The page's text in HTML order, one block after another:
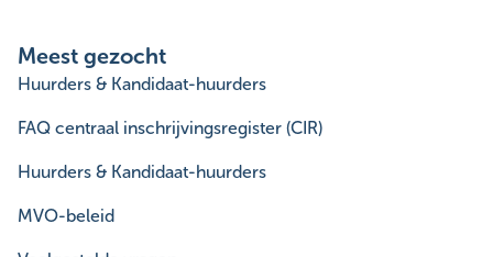
Meest gezocht
Huurders & Kandidaat-huurders
FAQ centraal inschrijvingsregister (CIR)
Huurders & Kandidaat-huurders
MVO-beleid